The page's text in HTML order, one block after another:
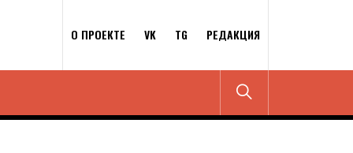
О ПРОЕКТЕ VK TG РЕДАКЦИЯ